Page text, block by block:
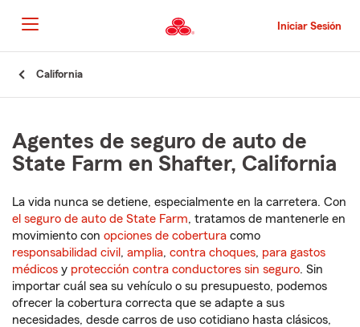
al
contenido
principal
Iniciar Sesión
California
Agentes de seguro de auto de
State Farm en Shafter, California
La vida nunca se detiene, especialmente en la carretera. Con
el seguro de auto de State Farm, tratamos de mantenerle en
movimiento con opciones de cobertura como
responsabilidad civil , amplia, contra choques, para gastos
médicos y protección contra conductores sin seguro. Sin
importar cuál sea su vehículo o su presupuesto, podemos
ofrecer la cobertura correcta que se adapte a sus
necesidades, desde carros de uso cotidiano hasta clásicos,